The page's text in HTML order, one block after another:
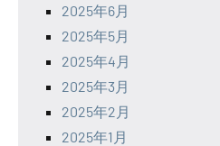
2025年6月
2025年5月
2025年4月
2025年3月
2025年2月
2025年1月